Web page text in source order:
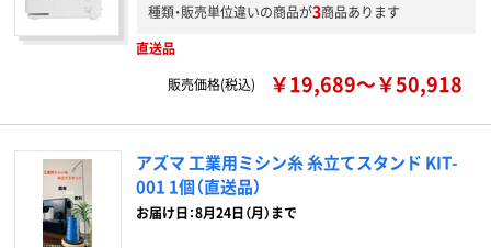
種類・販売単位違いの商品が3商品あります
直送品
販売価格(税込)
￥19,689～￥50,918
アズマ 工業用ミシン糸 糸立てスタンド KIT-
001 1個（直送品）
お届け日：8月24日（月）まで